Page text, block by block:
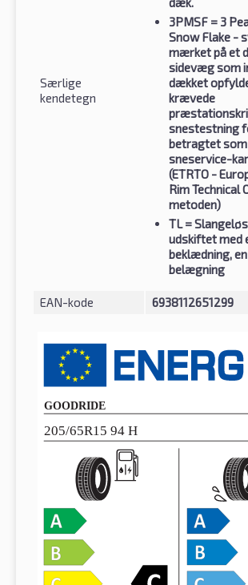
Særlige
kendetegn
3PMSF = 3
Snow Flake -
mærket på et
sidevæg som
dækket
krævede
snestestning
betragtet
sneservice-
(ETRTO -
Rim Technical
metoden)
TL=
udskiftet med
beklædning,
belægning
EAN-kode 6938112651299